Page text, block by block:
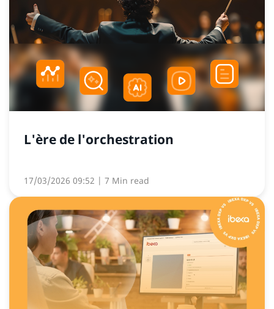
L'ère de l'orchestration
17/03/2026 09:52 | 7 Min read